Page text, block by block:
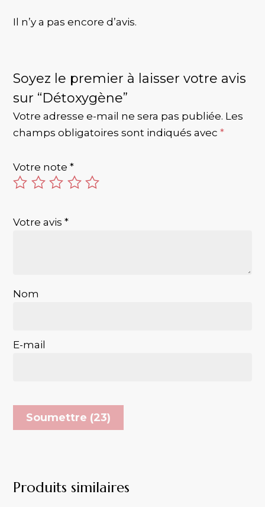
Il n’y a pas encore d’avis.
Soyez le premier à laisser votre avis
sur “Détoxygène”
Votre adresse e-mail ne sera pas publiée. Les
champs obligatoires sont indiqués avec*
Votre note*
Votre avis*
Nom
E-mail
Produits similaires